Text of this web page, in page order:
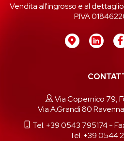
Vendita all'ingrosso e al
P.IVA
Via Copernico 79,
Via A.Grandi 80
Tel. +39 0543 795174-
Tel. +39 0544